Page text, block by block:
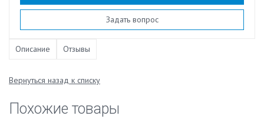
Задать вопрос
Описание Отзывы
Вернуться назад к списку
Похожие товары